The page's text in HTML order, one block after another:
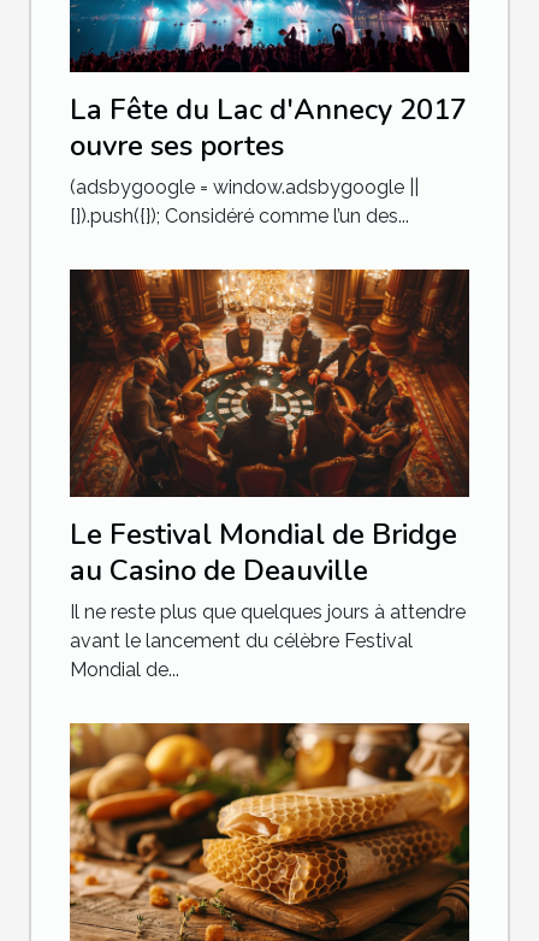
La Fête du Lac d'Annecy 2017
ouvre ses portes
(adsbygoogle = window.adsbygoogle ||
[]).push({}); Considéré comme l’un des...
Le Festival Mondial de Bridge
au Casino de Deauville
Il ne reste plus que quelques jours à attendre
avant le lancement du célèbre Festival
Mondial de...